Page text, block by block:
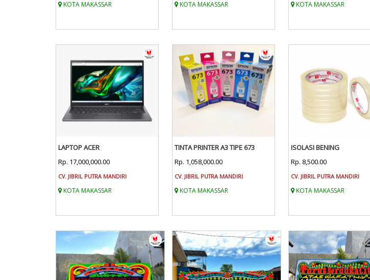
KOTA MAKASSAR KOTA MAKASSAR KOTA MAKASSAR
LAPTOP ACER
Rp. 17,000,000.00
CV. JIBRIL PUTRA MANDIRI
KOTA MAKASSAR
TINTA PRINTER A3 TIPE 673
Rp. 1,058,000.00
CV. JIBRIL PUTRA MANDIRI
KOTA MAKASSAR
ISOLASI BENING
Rp. 8,500.00
CV. JIBRIL PUTRA MANDIRI
KOTA MAKASSAR